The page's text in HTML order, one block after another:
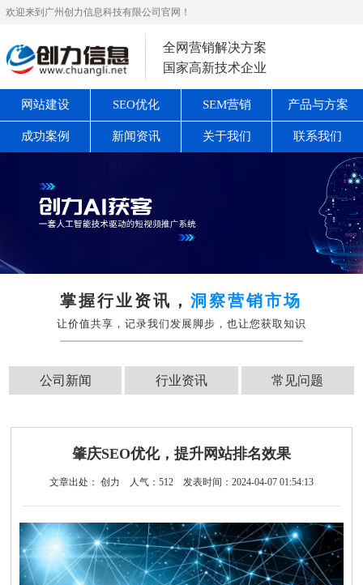
欢迎来到广州创力信息科技有限公司官网！
全网营销解决方案
国家高新技术企业
网站建设 SEO优化 SEM营销 产品与方案
成功案例 新闻资讯 关于我们 联系我们
掌握行业资讯，洞察营销市场
让价值共享，记录我们发展脚步，也让您获取知识
公司新闻 行业资讯 常见问题
肇庆SEO优化，提升网站排名效果
文章出处： 创力 人气： 512 发表时间：2024-04-07 01:54:13